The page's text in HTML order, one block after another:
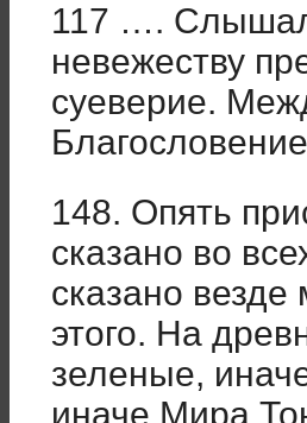
117 ….
невежеству
суеверие.
148. Опять
сказано во
сказано
этого. На
зеленые,
иначе Мира